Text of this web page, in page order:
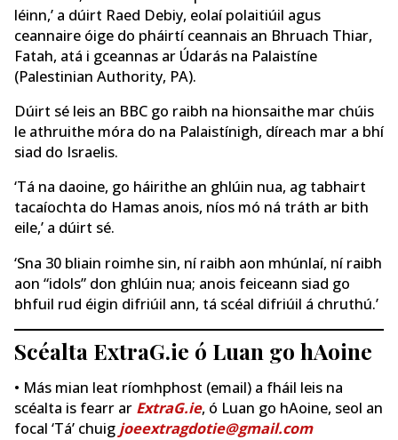
léinn,’ a dúirt Raed Debiy, eolaí polaitiúil agus
ceannaire óige do pháirtí ceannais an Bhruach Thiar,
Fatah, atá i gceannas ar Údarás na Palaistíne
(Palestinian Authority, PA).
Dúirt sé leis an BBC go raibh na hionsaithe mar chúis
le athruithe móra do na Palaistínigh, díreach mar a bhí
siad do Israelis.
‘Tá na daoine, go háirithe an ghlúin nua, ag tabhairt
tacaíochta do Hamas anois, níos mó ná tráth ar bith
eile,’ a dúirt sé.
‘Sna 30 bliain roimhe sin, ní raibh aon mhúnlaí, ní raibh
aon “idols” don ghlúin nua; anois feiceann siad go
bhfuil rud éigin difriúil ann, tá scéal difriúil á chruthú.’
Scéalta ExtraG.ie ó Luan go hAoine
• Más mian leat ríomhphost (email) a fháil leis na
scéalta is fearr ar ExtraG.ie, ó Luan go hAoine, seol an
focal ‘Tá’ chuig joeextragdotie@gmail.com